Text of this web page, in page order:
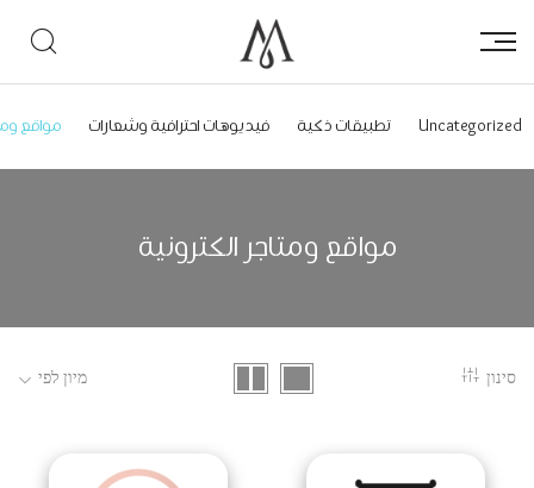
Uncategorized تطبيقات ذكية فيديوهات احترافية وشعارات مواقع
مواقع ومتاجر الكترونية
סינון מיון לפי